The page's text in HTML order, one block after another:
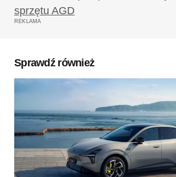
Wymagane pola są oznaczone
Twoję imię*
Twój adres e-mail*
REKLAMA
Sprawdź również